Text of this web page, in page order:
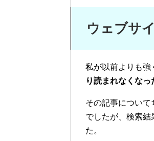
ウェブサ
私が以前よりも強
り読まれなくなっ
その記事について
でしたが、検索結
た。